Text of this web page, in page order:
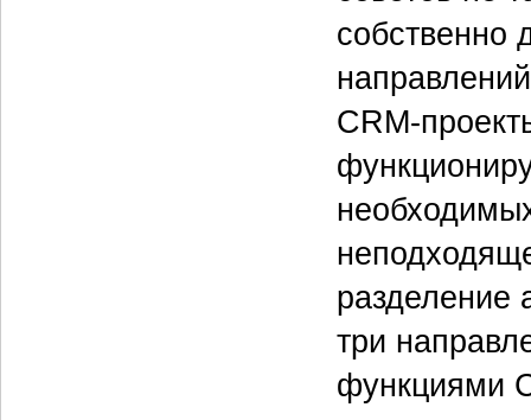
собственно
CRM-
разделение
три
функциями